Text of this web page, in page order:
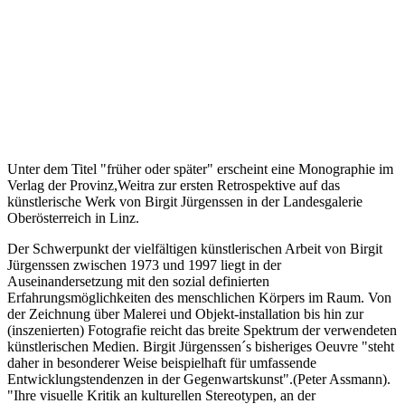
Unter dem Titel "früher oder später" erscheint eine Monographie im
Verlag der Provinz,Weitra zur ersten Retrospektive auf das
künstlerische Werk von Birgit Jürgenssen in der Landesgalerie
Oberösterreich in Linz.
Der Schwerpunkt der vielfältigen künstlerischen Arbeit von Birgit
Jürgenssen zwischen 1973 und 1997 liegt in der
Auseinandersetzung mit den sozial definierten
Erfahrungsmöglichkeiten des menschlichen Körpers im Raum. Von
der Zeichnung über Malerei und Objekt-installation bis hin zur
(inszenierten) Fotografie reicht das breite Spektrum der verwendeten
künstlerischen Medien. Birgit Jürgenssen´s bisheriges Oeuvre "steht
daher in besonderer Weise beispielhaft für umfassende
Entwicklungstendenzen in der Gegenwartskunst".(Peter Assmann).
"Ihre visuelle Kritik an kulturellen Stereotypen, an der